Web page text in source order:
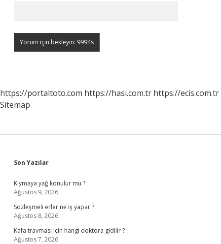
https://portaltoto.com https://hasi.com.tr https://ecis.com.tr
Sitemap
Sidebar
Son Yazılar
Kıymaya yağ konulur mu ?
Ağustos 9, 2026
Sözleşmeli erler ne iş yapar ?
Ağustos 8, 2026
Kafa travması için hangi doktora gidilir ?
Ağustos 7, 2026